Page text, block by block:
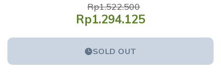
Rp1.522.500
Rp1.294.125
SOLD OUT